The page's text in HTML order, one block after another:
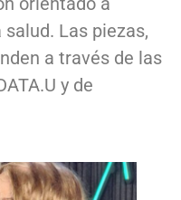
Las piezas,
a través de las
y de